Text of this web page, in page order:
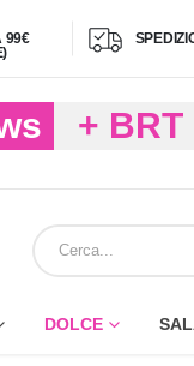
99€
+ BRT
(FINO
DOLCE